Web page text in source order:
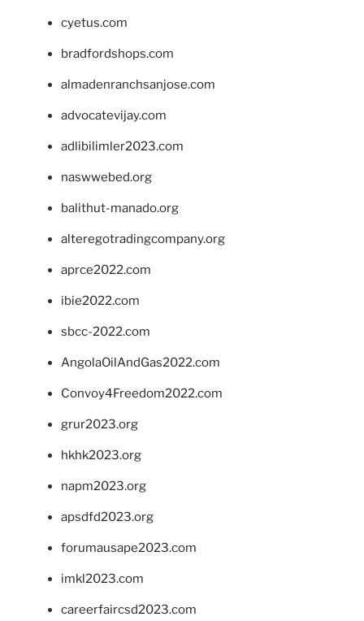
cyetus.com
bradfordshops.com
almadenranchsanjose.com
advocatevijay.com
adlibilimler2023.com
naswwebed.org
balithut-manado.org
alteregotradingcompany.org
aprce2022.com
ibie2022.com
sbcc-2022.com
AngolaOilAndGas2022.com
Convoy4Freedom2022.com
grur2023.org
hkhk2023.org
napm2023.org
apsdfd2023.org
forumausape2023.com
imkl2023.com
careerfaircsd2023.com